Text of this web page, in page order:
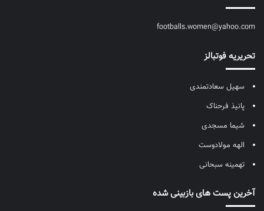
footballs.women@yahoo.com
تحریریه فوتبالز
سهیل سعادتمندی
پانیذ فرحناک
شیما مسجدی
الهه مولادوست
تهمینه سبحانی
آخرین پست های بازبینی شده